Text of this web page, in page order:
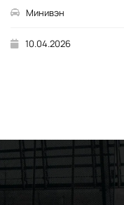
Минивэн
10.04.2026